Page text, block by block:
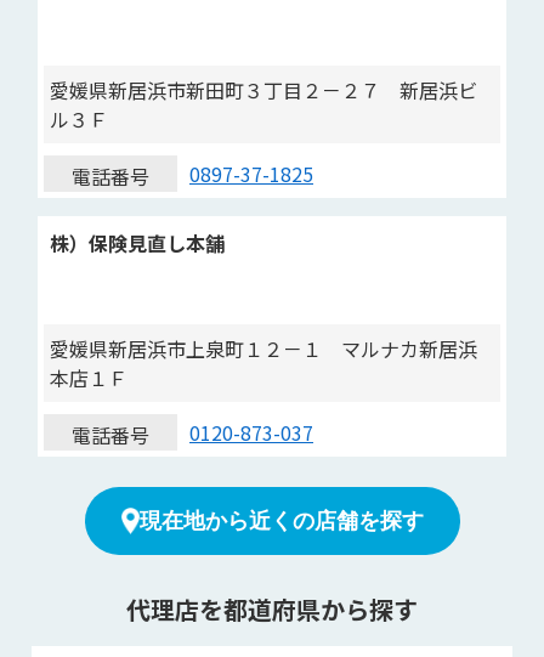
愛媛県新居浜市新田町３丁目２－２７ 新居浜ビ
ル３Ｆ
電話番号
0897-37-1825
株）保険見直し本舗
愛媛県新居浜市上泉町１２－１ マルナカ新居浜
本店１Ｆ
電話番号
0120-873-037
現在地から近くの店舗を探す
代理店を都道府県から探す